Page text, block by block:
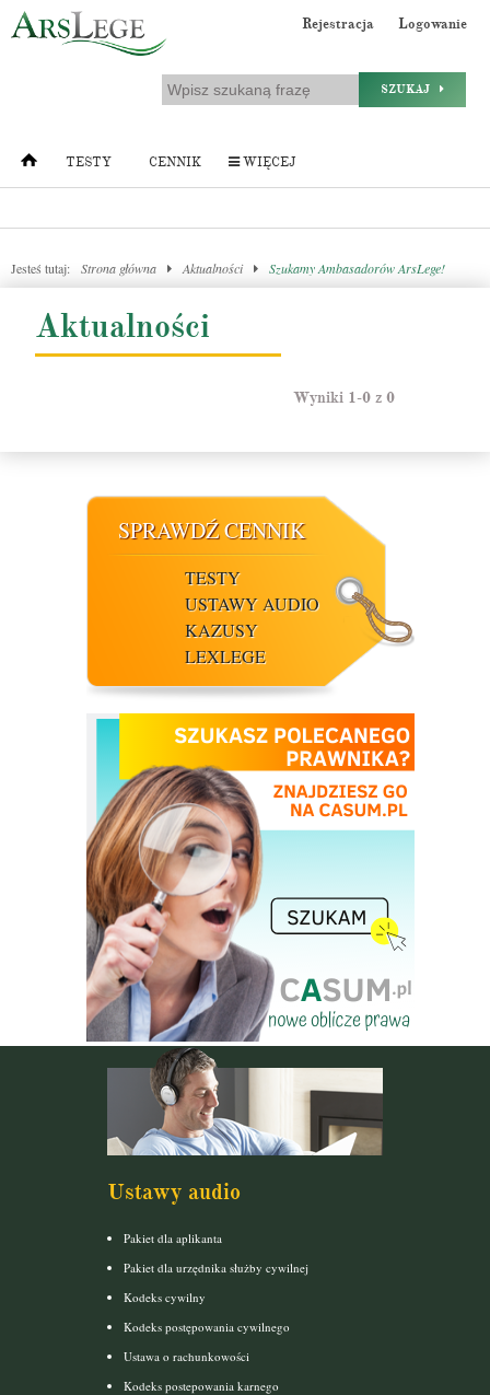
Rejestracja Logowanie
SZUKAJ
TESTY CENNIK WIĘCEJ
Jesteś tutaj: Strona główna Aktualności Szukamy Ambasadorów ArsLege!
Aktualności
Wyniki 1-0 z 0
SPRAWDŹ CENNIK
TESTY
USTAWY AUDIO
KAZUSY
LEXLEGE
Ustawy audio
Pakiet dla aplikanta
Pakiet dla urzędnika służby cywilnej
Kodeks cywilny
Kodeks postępowania cywilnego
Ustawa o rachunkowości
Kodeks postepowania karnego